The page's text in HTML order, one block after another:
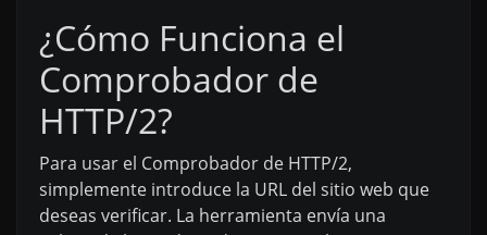
¿Cómo Funciona el
Comprobador de
HTTP/2?
Para usar el Comprobador de HTTP/2,
simplemente introduce la URL del sitio web que
deseas verificar. La herramienta envía una